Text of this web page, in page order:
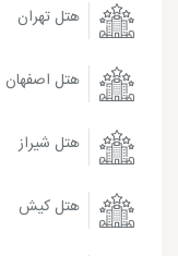
هتل تهران
هتل اصفهان
هتل شیراز
هتل کیش